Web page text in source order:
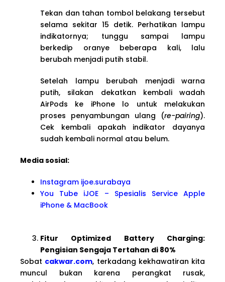
Tekan dan tahan tombol belakang tersebut
selama sekitar 15 detik. Perhatikan lampu
indikatornya; tunggu sampai lampu
berkedip oranye beberapa kali, lalu
berubah menjadi putih stabil.
Setelah lampu berubah menjadi warna
putih, silakan dekatkan kembali wadah
AirPods ke iPhone lo untuk melakukan
proses penyambungan ulang (re-pairing).
Cek kembali apakah indikator dayanya
sudah kembali normal atau belum.
Media sosial:
Instagram ijoe.surabaya
You Tube iJOE – Spesialis Service Apple
iPhone & MacBook
Fitur Optimized Battery Charging:
Pengisian Sengaja Tertahan di 80%
Sobat cakwar.com, terkadang kekhawatiran kita
muncul bukan karena perangkat rusak,